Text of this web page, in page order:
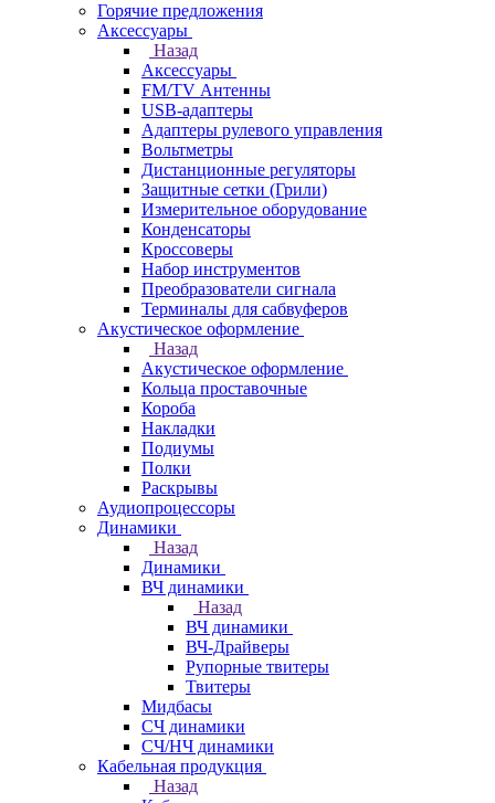
Горячие предложения
Аксессуары
Назад
Аксессуары
FM/TV Антенны
USB-адаптеры
Адаптеры рулевого управления
Вольтметры
Дистанционные регуляторы
Защитные сетки (Грили)
Измерительное оборудование
Конденсаторы
Кроссоверы
Набор инструментов
Преобразователи сигнала
Терминалы для сабвуферов
Акустическое оформление
Назад
Акустическое оформление
Кольца проставочные
Короба
Накладки
Подиумы
Полки
Раскрывы
Аудиопроцессоры
Динамики
Назад
Динамики
ВЧ динамики
Назад
ВЧ динамики
ВЧ-Драйверы
Рупорные твитеры
Твитеры
Мидбасы
СЧ динамики
СЧ/НЧ динамики
Кабельная продукция
Назад